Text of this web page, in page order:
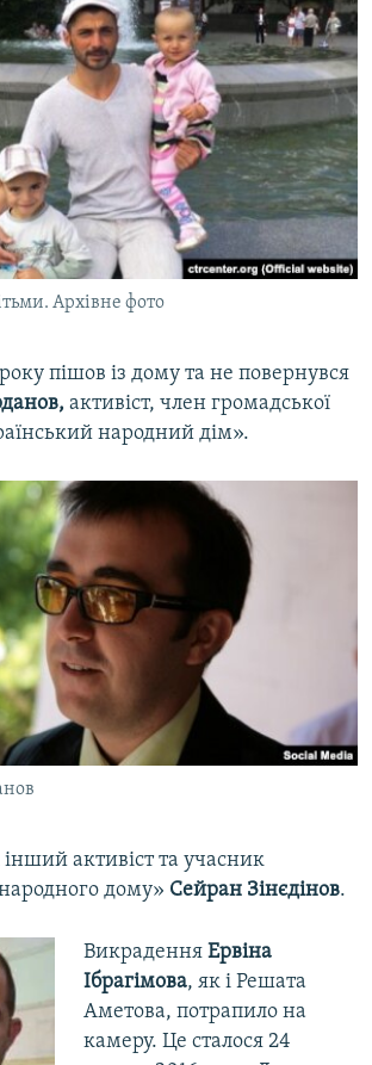
Архівне фото
пішов із дому та не повернувся
активіст, член громадської
народний дім».
активіст та учасник
дому» Сейран Зінєдінов.
Викрадення Ервіна
Ібрагімова, як і Решата
Аметова, потрапило на
камеру. Це сталося 24